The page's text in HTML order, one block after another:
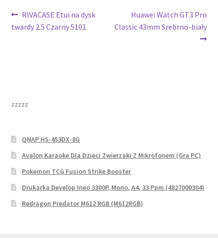
Nawigacja
wpisu
Poprzedni
wpis:
RIVACASE Etui na dysk
twardy 2.5 Czarny 5101
Następny
wpis:
Huawei Watch GT3 Pro
Classic 43mm Srebrno-biały
zzzzz
QNAP HS-453DX-8G
Avalon Karaoke Dla Dzieci Zwierzaki Z Mikrofonem (Gra PC)
Pokemon TCG Fusion Strike Booster
Drukarka Develop Ineo 3300P, Mono, A4, 33 Ppm (4827000304)
Redragon Predator M612 RGB (M612RGB)